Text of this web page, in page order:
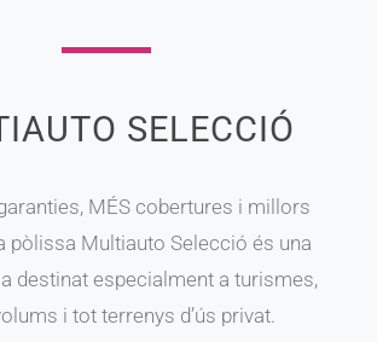
SELECCIÓ
MÉS cobertures i millors
pòlissa Multiauto Selecció és una
destinat especialment a turismes,
i tot terrenys d’ús privat.